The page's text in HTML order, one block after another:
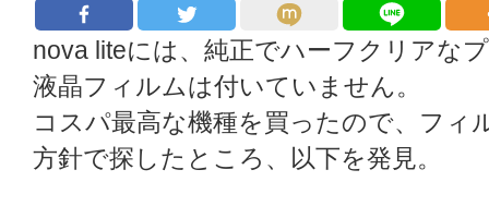
nova liteには、純正でハーフクリアな
液晶フィルムは付いていません。
コスパ最高な機種を買ったので、フィ
方針で探したところ、以下を発見。